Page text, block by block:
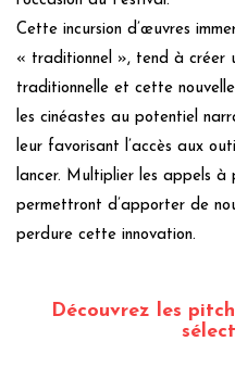
Cette incursion d’œuvres
« traditionnel », tend à créer
traditionnelle et cette
les cinéastes au potentiel
leur favorisant l’accès aux
lancer. Multiplier les appels
permettront d’apporter de
perdure cette innovation.
Découvrez les